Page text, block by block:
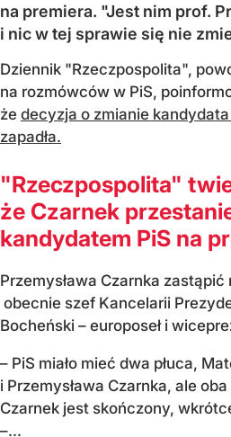
na premiera. "Jest nim prof.
i nic w tej sprawie się nie
Dziennik "Rzeczpospolita",
na rozmówców w PiS,
że decyzja o zmianie
zapadła.
"Rzeczpospolita"
że Czarnek
kandydatem PiS na
Przemysława Czarnka
obecnie szef Kancelarii
Bocheński – europoseł i
– PiS miało mieć dwa płuca,
i Przemysława Czarnka, ale
Czarnek jest skończony,
–...